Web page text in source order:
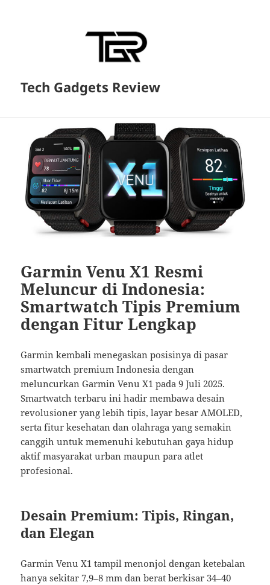
Tech Gadgets Review
Garmin Venu X1 Resmi
Meluncur di Indonesia:
Smartwatch Tipis Premium
dengan Fitur Lengkap
Garmin kembali menegaskan posisinya di pasar
smartwatch premium Indonesia dengan
meluncurkan Garmin Venu X1 pada 9 Juli 2025.
Smartwatch terbaru ini hadir membawa desain
revolusioner yang lebih tipis, layar besar AMOLED,
serta fitur kesehatan dan olahraga yang semakin
canggih untuk memenuhi kebutuhan gaya hidup
aktif masyarakat urban maupun para atlet
profesional.
Desain Premium: Tipis, Ringan,
dan Elegan
Garmin Venu X1 tampil menonjol dengan ketebalan
hanya sekitar 7,9–8 mm dan berat berkisar 34–40